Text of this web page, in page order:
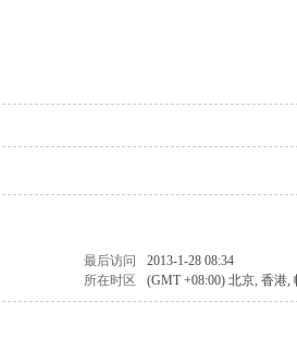
最后访问
2013-1-28 08:34
所在时区 (GMT +08:00) 北京, 香港,